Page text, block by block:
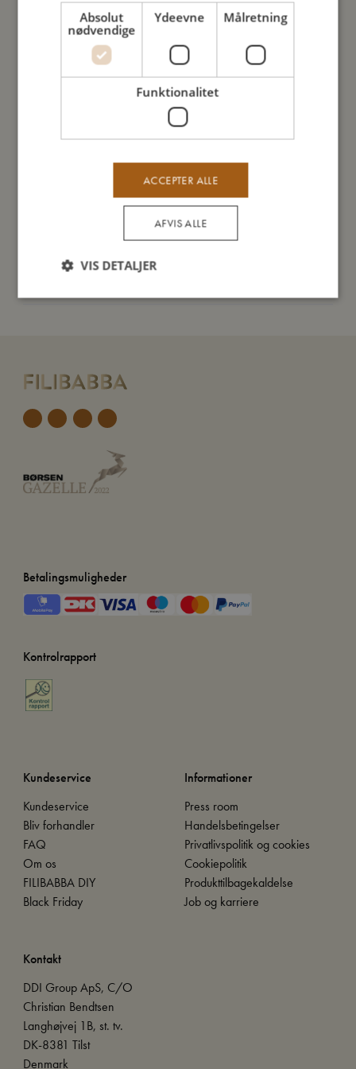
for barnet at håndtere tallerkenen.
Silikone er et meget slidstærkt materiale, der hverken revner
eller knækker som plastik. Vores silikoneserie tåler ovn,
mikroovn og opvaskemaskine.
Mine data
Betalingsmuligheder
Kontrolrapport
Kundeservice
Kundeservice
Bliv forhandler
FAQ
Om os
FILIBABBA DIY
Black Friday
Informationer
Press room
Handelsbetingelser
Privatlivspolitik og cookies
Cookiepolitik
Produkttilbagekaldelse
Job og karriere
Kontakt
DDI Group ApS, C/O
Christian Bendtsen
Langhøjvej 1B, st. tv.
DK-8381 Tilst
Denmark
Absolut
nødvendige
Ydeevne Målretning
Funktionalitet
ACCEPTER ALLE
AFVIS ALLE
VIS DETALJER